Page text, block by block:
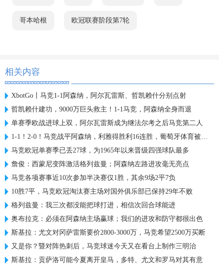
哥本哈根 欧冠联赛阶段第7轮
相关内容
XbotGo丨马竞1-1阿森纳，阿尔瓦雷斯、哲凯赖什分别点射
哲凯赖什建功，9000万巨头救主！1-1马竞，阿森纳全身而退
单赛季欧战进球上双，阿尔瓦雷斯成为继法尔考之后马竞第二人
1-1！2-0！马竞战平阿森纳，利雅得胜利16连胜，葡萄牙体育被绝平
马竞欧冠单赛季已丢27球，为1965年以来晋级四强球队最多
詹俊：西蒙尼变阵激活格列兹曼；阿森纳左路进攻毫无亮点
马竞各项赛事近10次参加半决赛仅1胜，其余9场2平7负
10胜7平，马竞欧冠淘汰赛主场对国外俱乐部已保持29年不败
格列兹曼：我三次都没能把球打进，相信次回合球能进
奥布拉克：必须在阿森纳主场赢球；我们的进攻和防守都很出色
斯基拉：尤文对冈萨雷斯要价2800-3000万，马竞希望2500万买断
又是你？暨对阵热刺后，马竞球迷今天又在看台上制作三明治
斯基拉：贡萨洛可能今夏离开皇马，多特、尤文和罗马对其有意